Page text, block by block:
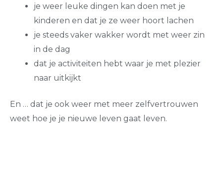
je weer leuke dingen kan doen met je
kinderen en dat je ze weer hoort lachen
je steeds vaker wakker wordt met weer zin
in de dag
dat je activiteiten hebt waar je met plezier
naar uitkijkt
En … dat je ook weer met meer zelfvertrouwen
weet hoe je je nieuwe leven gaat leven.